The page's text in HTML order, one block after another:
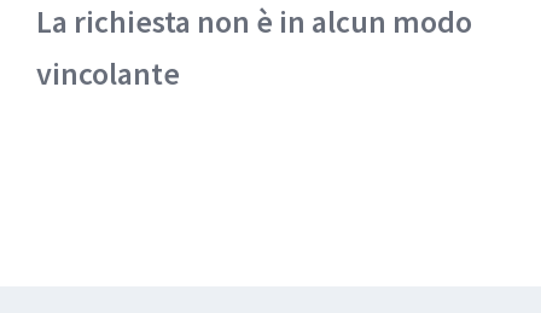
La richiesta non è in alcun modo
vincolante